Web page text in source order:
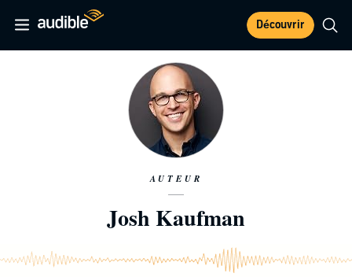
Découvrir
AUTEUR
Josh Kaufman